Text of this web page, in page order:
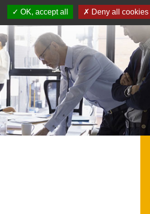
OK, accept all Deny all cookies